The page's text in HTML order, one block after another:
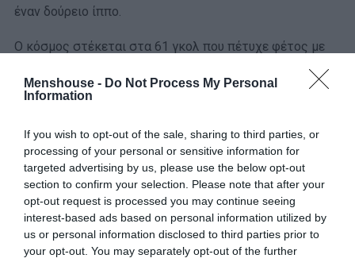
Menshouse - Do Not Process My Personal
Information
If you wish to opt-out of the sale, sharing to third parties, or
processing of your personal or sensitive information for
targeted advertising by us, please use the below opt-out
section to confirm your selection. Please note that after your
opt-out request is processed you may continue seeing
interest-based ads based on personal information utilized by
us or personal information disclosed to third parties prior to
your opt-out. You may separately opt-out of the further
έναν δούρειο ίππο.
Ο κόσμος στέκεται στα 61 γκολ που πέτυχε φέτος με
τους Βαυαρούς, όμως το πραγματικά σοκαριστικό είναι
άλλο. Το έκανε, παίζοντας σε μία υβριδική θέση, που
“Όταν βλέπουμε πως ένας αντίπαλος πιέζει, μου αρέσει
να κατεβαίνω πιο χαμηλά για να δούμε αν ο αντίπαλος
που με μαρκάρει είναι αποφασισμένος να με ακολουθήσει
ως εκεί, ανοίγοντας χώρους. Κι αυτό μερικές φορές με
βλέπετε να παίζω ως εξάρι ή ως οκτάρι στα
μεσοδιαστήματα.